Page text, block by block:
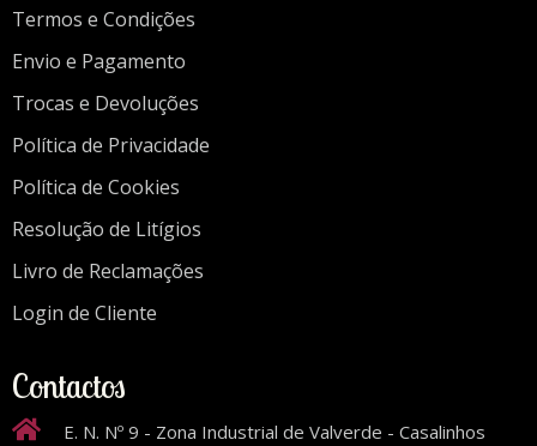
Termos e Condições
Envio e Pagamento
Trocas e Devoluções
Política de Privacidade
Política de Cookies
Resolução de Litígios
Livro de Reclamações
Login de Cliente
Contactos
E. N. Nº 9 - Zona Industrial de Valverde - Casalinhos